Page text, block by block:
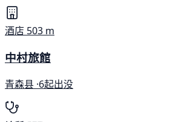
酒店 503 m
中村旅館
青森县 ·6起出没